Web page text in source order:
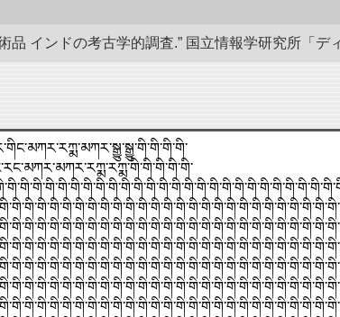
品 インドの考古学的調査.” 国立情報学研究所「